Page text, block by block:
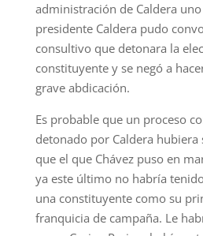
administración de Caldera
presidente Caldera pudo
consultivo que detonara la
constituyente y se negó a
grave abdicación.
Es probable que un proceso
detonado por Caldera
que el que Chávez puso en
ya este último no habría
una constituyente como su
franquicia de campaña. Le